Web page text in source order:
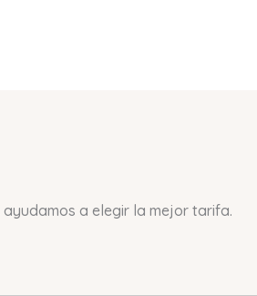
a elegir la mejor tarifa.